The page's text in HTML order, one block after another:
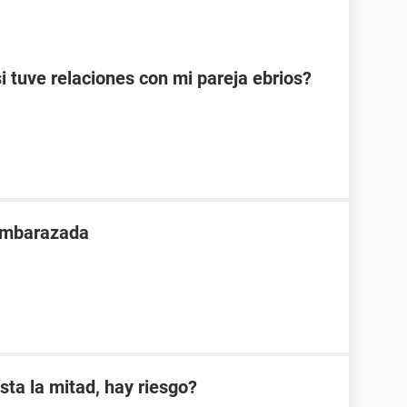
tuve relaciones con mi pareja ebrios?
la mitad, hay riesgo?